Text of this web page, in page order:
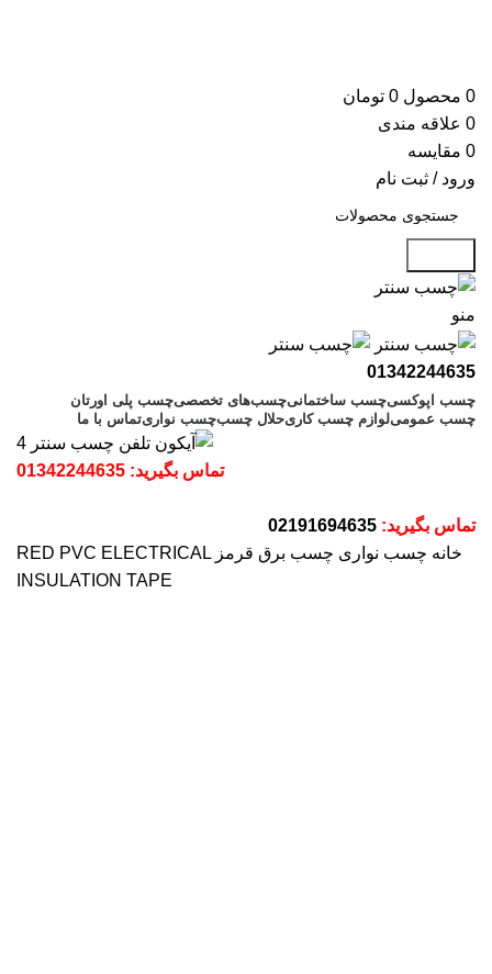
0 محصول 0 تومان
0 علاقه مندی
0 مقایسه
ورود / ثبت نام
منو
01342244635
چسب اپوکسیچسب ساختمانیچسب‌های تخصصیچسب پلی اورتان
چسب عمومیلوازم چسب کاریحلال چسبچسب نواریتماس با ما
تماس بگیرید: 01342244635
تماس بگیرید: 02191694635
خانه چسب نواری
چسب برق قرمز RED PVC ELECTRICAL
INSULATION TAPE